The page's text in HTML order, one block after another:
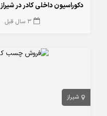
دکوراسیون داخلی کادر در شیراز
3 سال قبل
شیراز